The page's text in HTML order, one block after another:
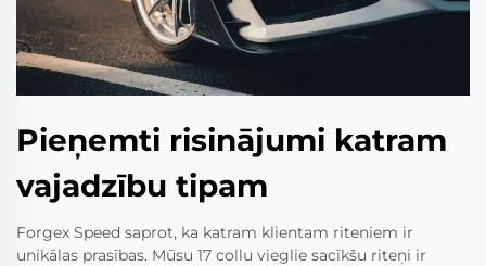
Pieņemti risinājumi katram
vajadzību tipam
Forgex Speed saprot, ka katram klientam riteniem ir
unikālas prasības. Mūsu 17 collu vieglie sacīkšu riteņi ir